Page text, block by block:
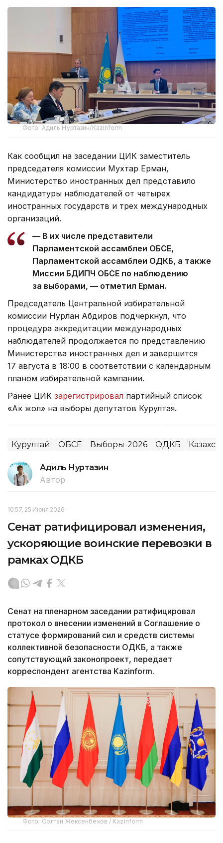
Фото: Адиль Нуртазин/Kazinform
Как сообщил на заседании ЦИК заместитель
председателя комиссии Мухтар Ерман,
Министерство иностранных дел представило
кандидатуры наблюдателей от четырех
иностранных государств и трех международных
организаций.
— В их числе представители
Парламентской ассамблеи ОБСЕ,
Парламентской ассамблеи ОДКБ, а также
Миссии БДИПЧ ОБСЕ по наблюдению
за выборами, — отметил Ерман.
Председатель Центральной избирательной
комиссии Нурлан Абдиров подчеркнул, что
процедура аккредитации международных
наблюдателей продолжается по представлению
Министерства иностранных дел и завершится
17 августа в 18:00 в соответствии с календарным
планом избирательной кампании.
Ранее ЦИК зарегистрировал партийный список
«Ак жол» на выборы депутатов Курултая.
Курултай ОБСЕ Выборы-2026 ОДКБ
Адиль Нуртазин
Автор
10:57, 25 Июня 2026
Сенат ратифицировал изменения,
ускоряющие воинские перевозки в
рамках ОДКБ
Сенат на пленарном заседании ратифицировал
протокол о внесении изменений в Соглашение о
статусе формирований сил и средств системы
коллективной безопасности ОДКБ, а также
сопутствующий законопроект, передает
корреспондент агентства Kazinform.
Фото: Солтан Жексенбеков / Kazinform